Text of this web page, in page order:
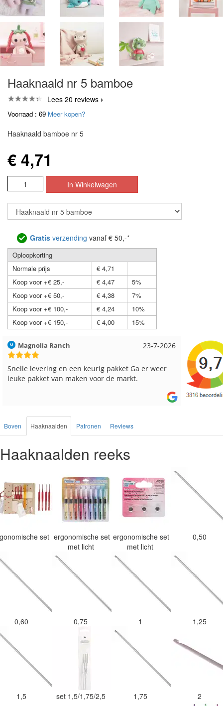
Haaknaald nr 5 bamboe
Lees 20 reviews
Voorraad : 69 Meer kopen?
Haaknaald bamboe nr 5
€ 4,71
Gratis verzending vanaf € 50,-*
Oploopkorting
Normale prijs
€ 4,71
Koop voor +€ 25,-
€ 4,47
5%
Koop voor +€ 50,-
€ 4,38
7%
Koop voor +€ 100,-
€ 4,24
10%
Koop voor +€ 150,-
€ 4,00 15%
17-7-2026
Hilde uit Loyers
Reeds meerdere keren breigaren en breinaalden
besteld, altijd heel tevreden over de service.
Loes uit
Snelle
Boven Haaknaalden Patronen Reviews
Haaknaalden reeks
set ergonomische set
met licht
ergonomische set
met licht
0,50
0,60 0,75 1 1,25
1,5 set 1,5/1,75/2,5 1,75 2